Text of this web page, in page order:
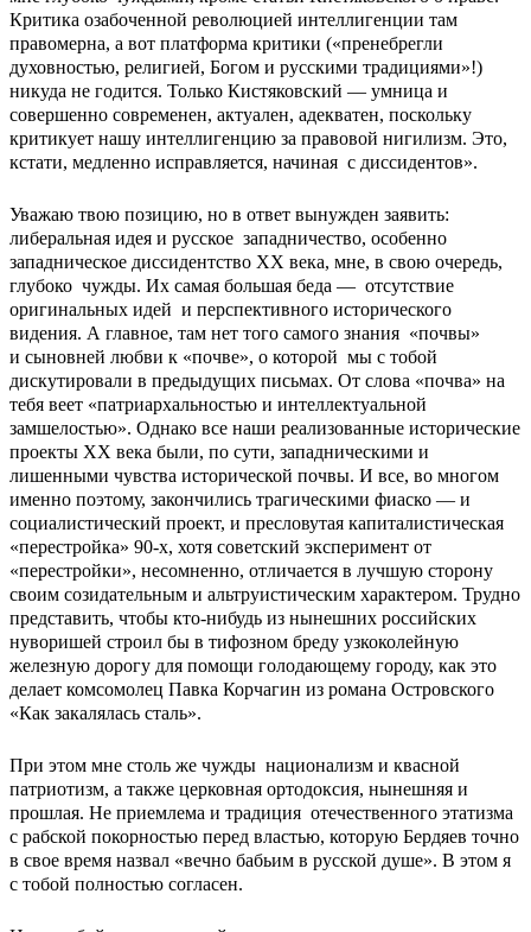
Критика озабоченной революцией интеллигенции там
правомерна, а вот платформа критики («пренебрегли
духовностью, религией, Богом и русскими традициями»!)
никуда не годится. Только Кистяковский — умница и
совершенно современен, актуален, адекватен, поскольку
критикует нашу интеллигенцию за правовой нигилизм. Это,
кстати, медленно исправляется, начиная с диссидентов».
Уважаю твою позицию, но в ответ вынужден заявить:
либеральная идея и русское западничество, особенно
западническое диссидентство XX века, мне, в свою очередь,
глубоко чужды. Их самая большая беда — отсутствие
оригинальных идей и перспективного исторического
видения. А главное, там нет того самого знания «почвы»
и сыновней любви к «почве», о которой мы с тобой
дискутировали в предыдущих письмах. От слова «почва» на
тебя веет «патриархальностью и интеллектуальной
замшелостью». Однако все наши реализованные исторические
проекты ХХ века были, по сути, западническими и
лишенными чувства исторической почвы. И все, во многом
именно поэтому, закончились трагическими фиаско ― и
социалистический проект, и пресловутая капиталистическая
«перестройка» 90-х, хотя советский эксперимент от
«перестройки», несомненно, отличается в лучшую сторону
своим созидательным и альтруистическим характером. Трудно
представить, чтобы кто-нибудь из нынешних российских
нуворишей строил бы в тифозном бреду узкоколейную
железную дорогу для помощи голодающему городу, как это
делает комсомолец Павка Корчагин из романа Островского
«Как закалялась сталь».
При этом мне столь же чужды национализм и квасной
патриотизм, а также церковная ортодоксия, нынешняя и
прошлая. Не приемлема и традиция отечественного этатизма
с рабской покорностью перед властью, которую Бердяев точно
в свое время назвал «вечно бабьим в русской душе». В этом я
с тобой полностью согласен.